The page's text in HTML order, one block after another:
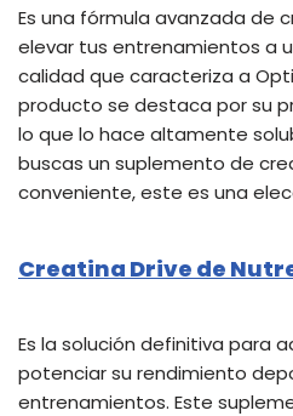
Es una fórmula avanzada de
elevar tus entrenamientos a
calidad que caracteriza a
producto se destaca por su
lo que lo hace altamente
buscas un suplemento de
conveniente, este es una
Creatina Drive de
Es la solución definitiva para
potenciar su rendimiento
entrenamientos. Este